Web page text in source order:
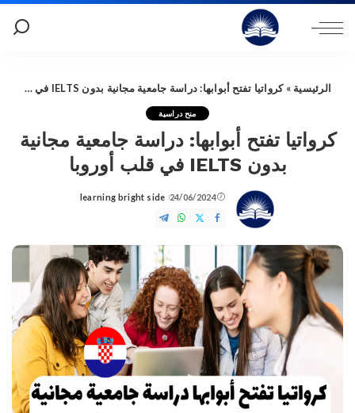
الرئيسية »كرواتيا تفتح أبوابها: دراسة جامعية مجانية بدون IELTS في قلب أوروبا
منح دراسية
كرواتيا تفتح أبوابها: دراسة جامعية مجانية
بدون IELTS في قلب أوروبا
24/06/2024
Posted
by
learning bright side